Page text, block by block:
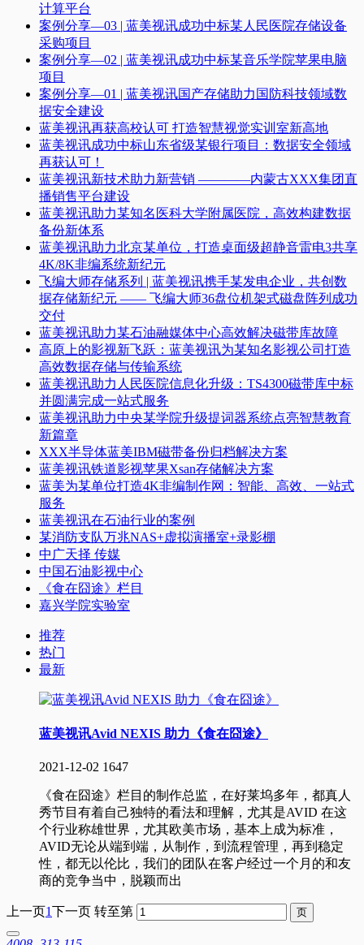
计算平台​
案例分享—03 | 蓝美视讯成功中标某人民医院存储设备
采购项目
案例分享—02 | 蓝美视讯成功中标某音乐学院苹果电脑
项目
案例分享—01 | 蓝美视讯国产存储助力国防科技领域数
据安全建设
蓝美视讯再获高校认可 打造智慧视觉实训室新高地
蓝美视讯成功中标山东省级某银行项目：数据安全领域
再获认可！
蓝美视讯新技术助力新营销 ————内蒙古XXX集团直
播销售平台建设
蓝美视讯助力某知名医科大学附属医院，高效构建数据
备份新体系
蓝美视讯助力北京某单位，打造桌面级超静音雷电3共享
4K/8K非编系统新纪元
飞编大师存储系列 | 蓝美视讯携手某发电企业，共创数
据存储新纪元 —— 飞编大师36盘位机架式磁盘阵列成功
交付
蓝美视讯助力某石油融媒体中心高效解决磁带库故障
高原上的影视新飞跃：蓝美视讯为某知名影视公司打造
高效数据存储与传输系统
蓝美视讯助力人民医院信息化升级：TS4300磁带库中标
并圆满完成一站式服务
蓝美视讯助力中央某学院升级提词器系统点亮智慧教育
新篇章
XXX半导体蓝美IBM磁带备份归档解决方案
蓝美视讯铁道影视苹果Xsan存储解决方案
蓝美为某单位打造4K非编制作网：智能、高效、一站式
服务
蓝美视讯在石油行业的案例
某消防支队万兆NAS+虚拟演播室+录影棚
中广天择 传媒
中国石油影视中心
《食在囧途》栏目
嘉兴学院实验室
推荐
热门
最新
蓝美视讯Avid NEXIS 助力《食在囧途》
2021-12-02 1647
《食在囧途》栏目的制作总监，在好莱坞多年，都真人
秀节目有着自己独特的看法和理解，尤其是AVID 在这
个行业称雄世界，尤其欧美市场，基本上成为标准，
AVID无论从端到端，从制作，到流程管理，再到稳定
性，都无以伦比，我们的团队在客户经过一个月的和友
商的竞争当中，脱颖而出
上一页1下一页 转至第